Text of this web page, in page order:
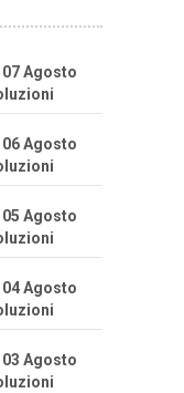
Agosto
Agosto
Agosto
Agosto
Agosto